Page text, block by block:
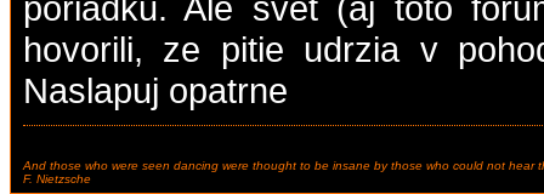
hovorili, ze pitie udrzia v
Naslapuj opatrne
And those who were seen dancing were thought to be insane by those who could not hear
F. Nietzsche